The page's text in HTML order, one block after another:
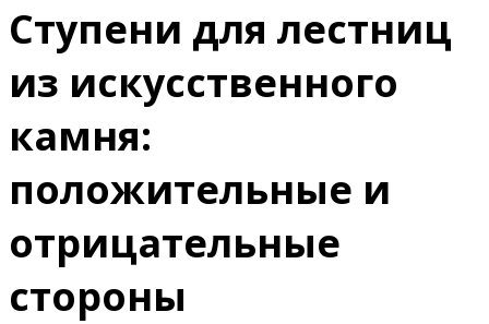
Ступени для лестниц
из искусственного
камня:
положительные и
отрицательные
стороны